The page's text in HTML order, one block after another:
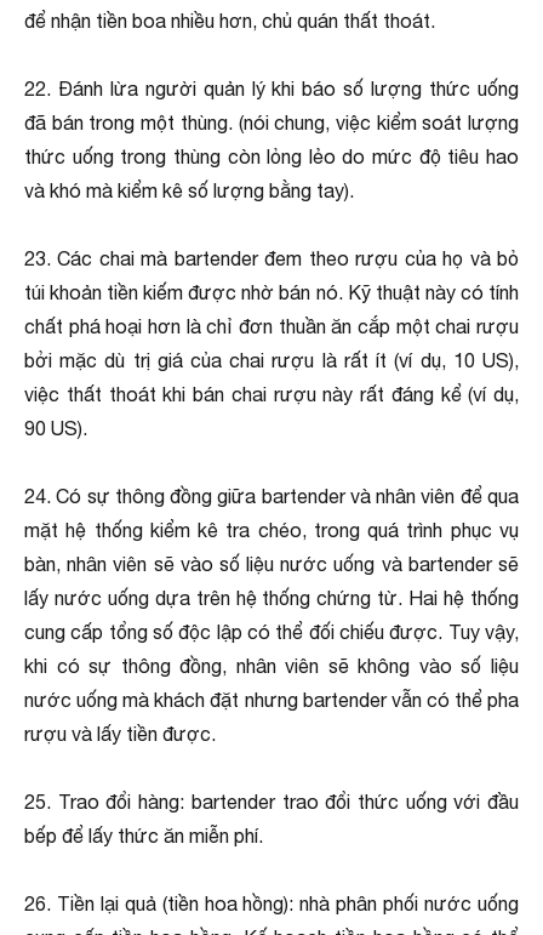
để nhận tiền boa nhiều hơn, chủ quán thất thoát.
22. Ðánh lừa người quản lý khi báo số lượng thức uống
đã bán trong một thùng. (nói chung, việc kiểm soát lượng
thức uống trong thùng còn lỏng lẻo do mức độ tiêu hao
và khó mà kiểm kê số lượng bằng tay).
23. Các chai mà bartender đem theo rượu của họ và bỏ
túi khoản tiền kiếm được nhờ bán nó. Kỹ thuật này có tính
chất phá hoại hơn là chỉ đơn thuần ăn cắp một chai rượu
bởi mặc dù trị giá của chai rượu là rất ít (ví dụ, 10 US),
việc thất thoát khi bán chai rượu này rất đáng kể (ví dụ,
90 US).
24. Có sự thông đồng giữa bartender và nhân viên để qua
mặt hệ thống kiểm kê tra chéo, trong quá trình phục vụ
bàn, nhân viên sẽ vào số liệu nước uống và bartender sẽ
lấy nước uống dựa trên hệ thống chứng từ. Hai hệ thống
cung cấp tổng số độc lập có thể đối chiếu được. Tuy vậy,
khi có sự thông đồng, nhân viên sẽ không vào số liệu
nước uống mà khách đặt nhưng bartender vẫn có thể pha
rượu và lấy tiền được.
25. Trao đổi hàng: bartender trao đổi thức uống với đầu
bếp để lấy thức ăn miễn phí.
26. Tiền lại quả (tiền hoa hồng): nhà phân phối nước uống